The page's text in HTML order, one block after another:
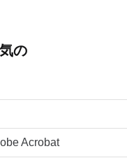
の
Acrobat